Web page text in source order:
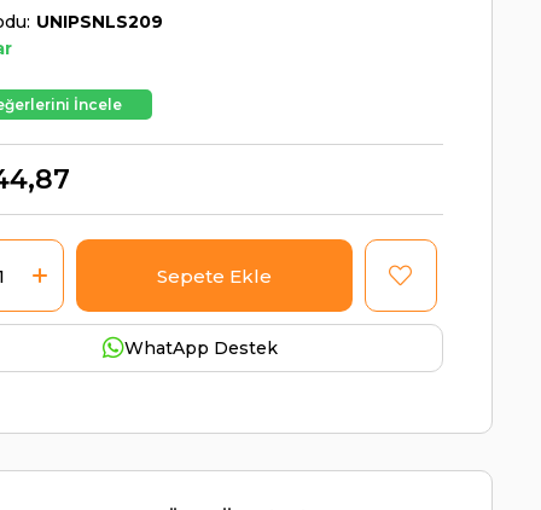
UNIPSNLS209
İncele
WhatApp Destek